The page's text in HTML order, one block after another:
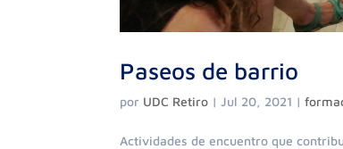
Paseos de barrio
por UDC Retiro |Jul 20, 2021 |
Actividades de encuentro que